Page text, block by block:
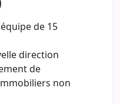
de 15
direction
de
non